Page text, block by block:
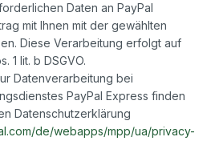
Daten an PayPal
mit Ihnen mit der gewählten
Diese Verarbeitung erfolgt auf
1 lit. b DSGVO.
Datenverarbeitung bei
PayPal Express finden
Datenschutzerklärung
de/webapps/mpp/ua/privacy-